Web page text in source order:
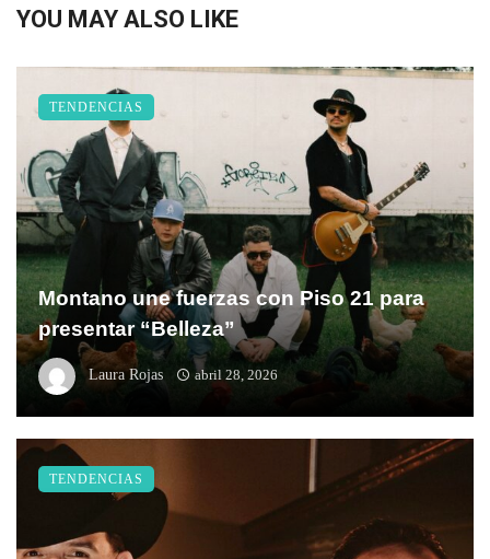
YOU MAY ALSO LIKE
Montano une fuerzas con Piso 21 para
presentar “Belleza”
Laura Rojas abril 28, 2026
TENDENCIAS
TENDENCIAS